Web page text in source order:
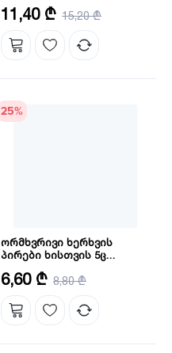
(RSB922EF)
რაოდენობა: 5 ც
11,40 ₾ 15,20 ₾
25%
ორმხვრივი ხერხვის
პირები ხისთვის 5ც
(RSB611D)
რაოდენობა: 5 ც
6,60 ₾ 8,80 ₾